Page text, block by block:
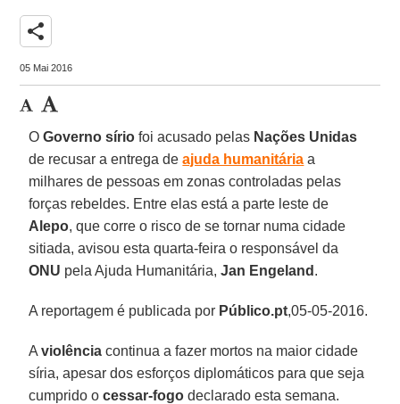
share
05 Mai 2016
OGoverno sírio foi acusado pelas Nações Unidas
de recusar a entrega deajuda humanitária a
milhares de pessoas em zonas controladas pelas
forças rebeldes. Entre elas está a parte leste de
Alepo, que corre o risco de se tornar numa cidade
sitiada, avisou esta quarta-feira o responsável da
ONU pela Ajuda Humanitária,Jan Engeland .
A reportagem é publicada por Público.pt,05-05-2016.
Aviolência continua a fazer mortos na maior cidade
síria, apesar dos esforços diplomáticos para que seja
cumprido ocessar-fogo declarado esta semana.